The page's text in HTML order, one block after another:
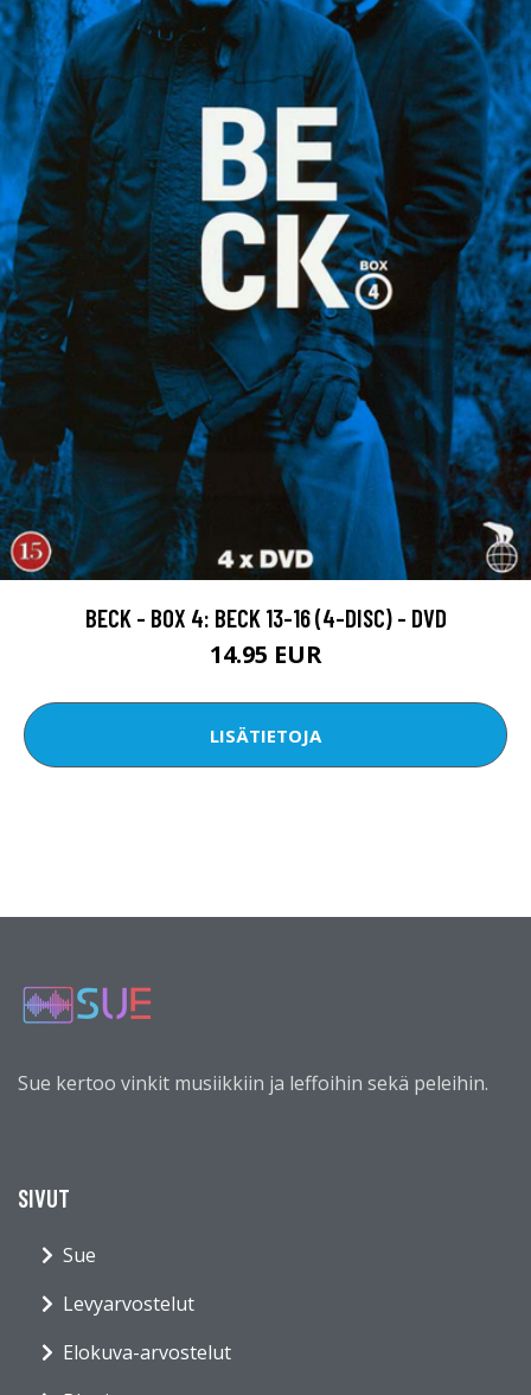
BECK - BOX 4: BECK 13-16 (4-DISC) - DVD
14.95 EUR
LISÄTIETOJA
Sue kertoo vinkit musiikkiin ja leffoihin sekä peleihin.
SIVUT
Sue
Levyarvostelut
Elokuva-arvostelut